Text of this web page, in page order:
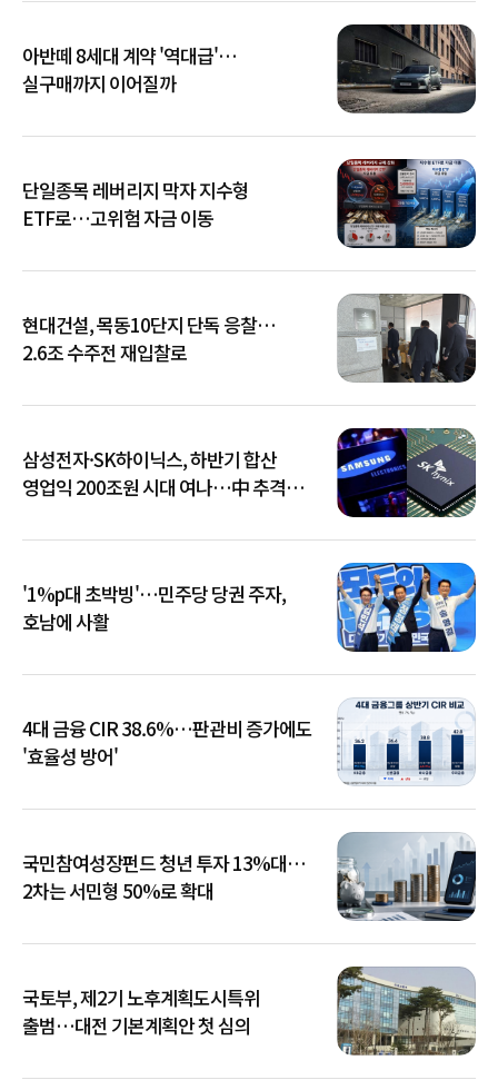
아반떼 8세대 계약 '역대급'…
실구매까지 이어질까
단일종목 레버리지 막자 지수형
ETF로…고위험 자금 이동
현대건설, 목동10단지 단독 응찰…
2.6조 수주전 재입찰로
삼성전자·SK하이닉스, 하반기 합산
영업익 200조원 시대 여나…中 추격은
'1%p대 초박빙'…민주당 당권 주자,
호남에 사활
4대 금융 CIR 38.6%…판관비 증가에도
'효율성 방어'
국민참여성장펀드 청년 투자 13%대…
2차는 서민형 50%로 확대
국토부, 제2기 노후계획도시특위
출범…대전 기본계획안 첫 심의